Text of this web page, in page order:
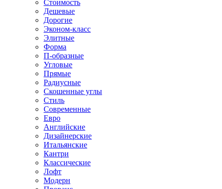
Стоимость
Дешевые
Дорогие
Эконом-класс
Элитные
Форма
П-образные
Угловые
Прямые
Радиусные
Скошенные углы
Стиль
Современные
Евро
Английские
Дизайнерские
Итальянские
Кантри
Классические
Лофт
Модерн